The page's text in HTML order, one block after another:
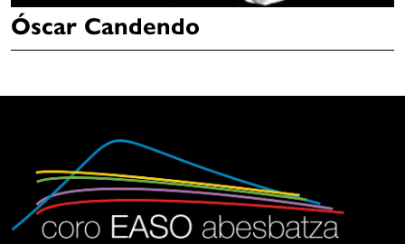
Óscar Candendo